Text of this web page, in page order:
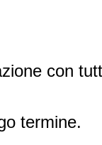
con
termine.